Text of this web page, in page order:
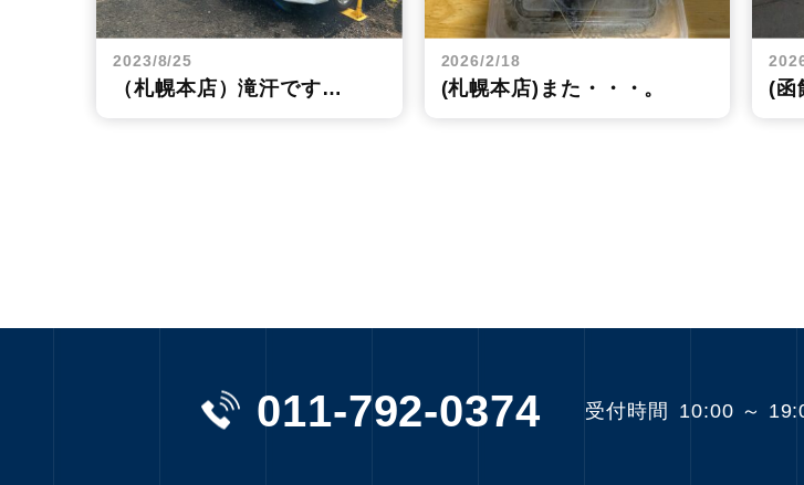
2023/8/25
（札幌本店）滝汗です…
2026/2/18
(札幌本店)また・・・。 (函
011-792-0374 受付時間 10:00 ～